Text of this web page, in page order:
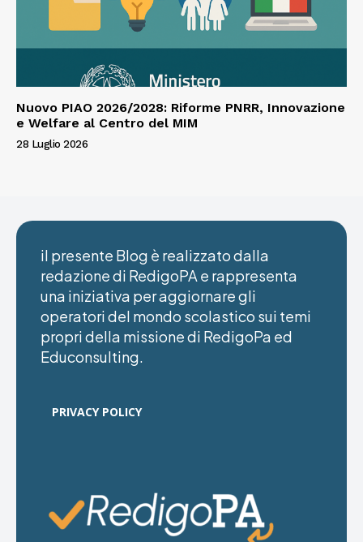
Nuovo PIAO 2026/2028: Riforme PNRR, Innovazione
e Welfare al Centro del MIM
28 Luglio 2026
il presente Blog è realizzato dalla
redazione di RedigoPA e rappresenta
una iniziativa per aggiornare gli
operatori del mondo scolastico sui temi
propri della missione di RedigoPa ed
Educonsulting.
PRIVACY POLICY